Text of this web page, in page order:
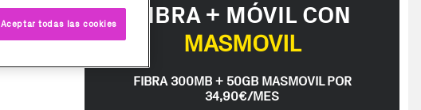
FIBRA + MÓVIL CON
MASMOVIL
FIBRA 300MB + 50GB MASMOVIL POR
34,90€/MES
Aceptar todas las cookies